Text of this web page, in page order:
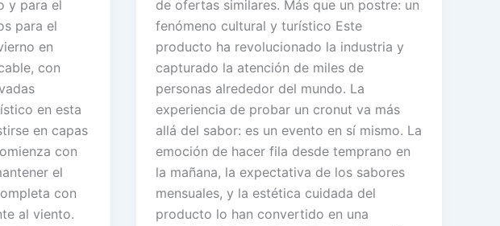
y para el
para el
en
con
en esta
en capas
con
el
con
al viento.
de ofertas similares. Más que un postre: un
fenómeno cultural y turístico Este
producto ha revolucionado la industria y
capturado la atención de miles de
personas alrededor del mundo. La
experiencia de probar un cronut va más
allá del sabor: es un evento en sí mismo. La
emoción de hacer fila desde temprano en
la mañana, la expectativa de los sabores
mensuales, y la estética cuidada del
producto lo han convertido en una